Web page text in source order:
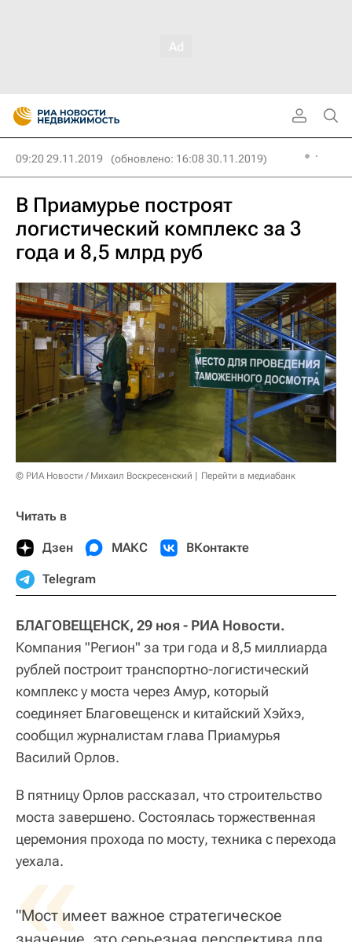
09:20 29.11.2019 (обновлено: 16:08 30.11.2019)
В Приамурье построят
логистический комплекс за 3
года и 8,5 млрд руб
© РИА Новости / Михаил Воскресенский Перейти в медиабанк
Читать в
Дзен МАКС ВКонтакте
Telegram
БЛАГОВЕЩЕНСК, 29 ноя - РИА Новости.
Компания "Регион" за три года и 8,5 миллиарда
рублей построит транспортно-логистический
комплекс у моста через Амур, который
соединяет Благовещенск и китайский Хэйхэ,
сообщил журналистам глава Приамурья
Василий Орлов.
В пятницу Орлов рассказал, что строительство
моста завершено. Состоялась торжественная
церемония прохода по мосту, техника с перехода
уехала.
«
"Мост имеет важное стратегическое